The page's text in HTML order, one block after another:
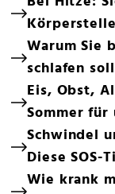
Warum Sie
schlafen
Eis, Obst,
Sommer für
Schwindel
Diese
Wie krank